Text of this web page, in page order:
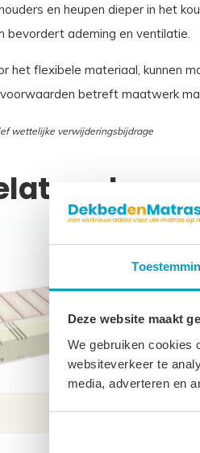
Deze website maakt
We gebruiken cookies
websiteverkeer te
media, adverteren en
en heupen dieper in het
bevordert ademing en ventilatie.
het flexibele materiaal, kunnen
betreft maatwerk
wettelijke verwijderingsbijdrage